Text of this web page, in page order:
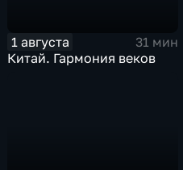
1 августа
31 мин
Китай. Гармония веков